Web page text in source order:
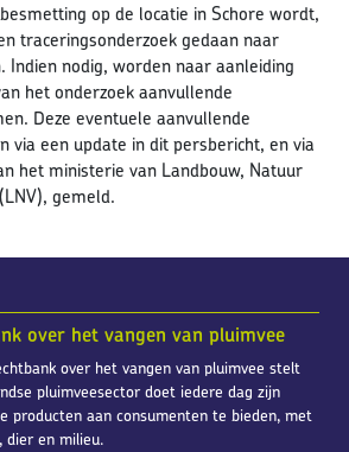
over het vangen van pluimvee
over het vangen van pluimvee stelt
pluimveesector doet iedere dag zijn
producten aan consumenten te bieden, met
dier en milieu.
op de locatie in Schore wordt,
traceringsonderzoek gedaan naar
Indien nodig, worden naar aanleiding
het onderzoek aanvullende
Deze eventuele aanvullende
via een update in dit persbericht, en via
het ministerie van Landbouw, Natuur
gemeld.